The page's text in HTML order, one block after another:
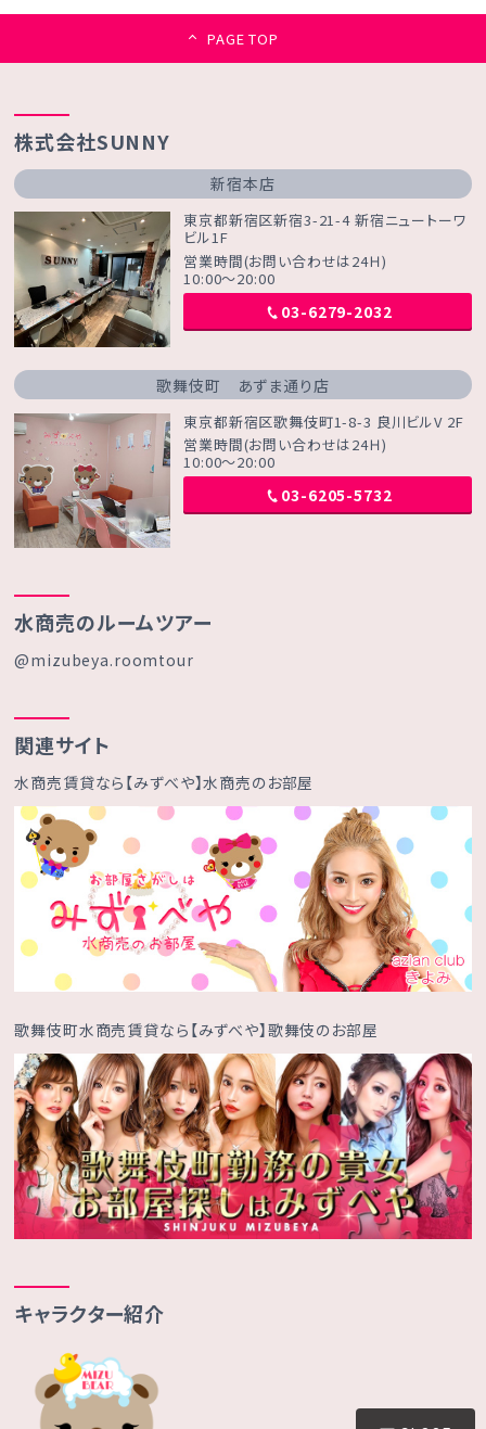
PAGE TOP
株式会社SUNNY
新宿本店
東京都新宿区新宿3-21-4 新宿ニュートーワ
ビル1F
営業時間(お問い合わせは24Ｈ)
10:00～20:00
03-6279-2032
歌舞伎町 あずま通り店
東京都新宿区歌舞伎町1-8-3 良川ビルV 2F
営業時間(お問い合わせは24Ｈ)
10:00～20:00
03-6205-5732
水商売のルームツアー
@mizubeya.roomtour
関連サイト
水商売賃貸なら【みずべや】水商売のお部屋
歌舞伎町水商売賃貸なら【みずべや】歌舞伎のお部屋
キャラクター紹介